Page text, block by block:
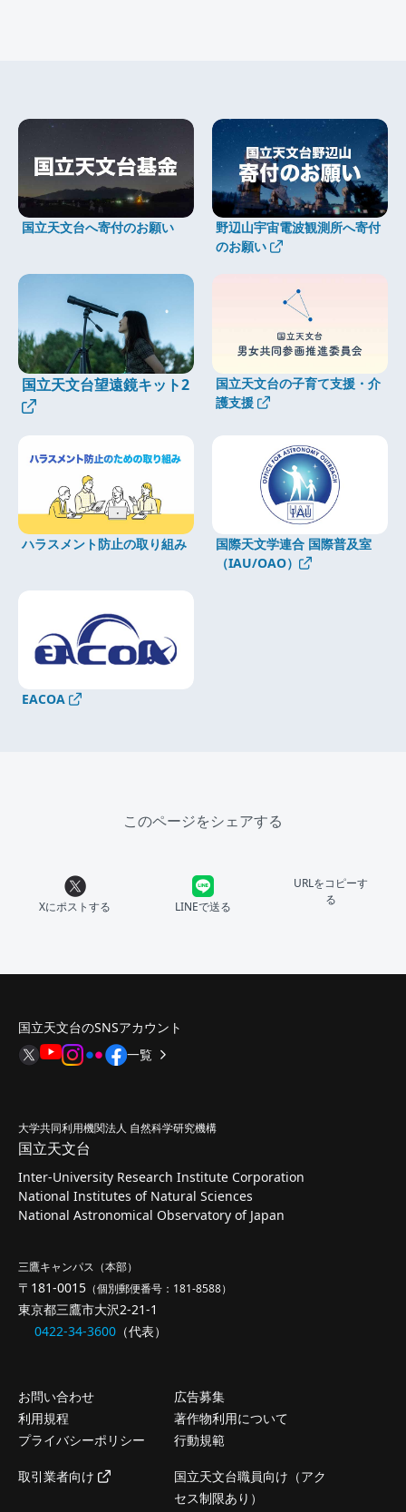
国立天文台へ寄付のお願い
野辺山宇宙電波観測所へ寄付
のお願い
国立天文台望遠鏡キット2
国立天文台の子育て支援・介
護支援
ハラスメント防止の取り組み
国際天文学連合 国際普及室
（IAU/OAO）
EACOA
このページをシェアする
Xにポストする LINEで送る
URLをコピーす
る
国立天文台のSNSアカウント
一覧
大学共同利用機関法人 自然科学研究機構
国立天文台
Inter-University Research Institute Corporation
National Institutes of Natural Sciences
National Astronomical Observatory of Japan
三鷹キャンパス（本部）
〒181-0015 （個別郵便番号：181-8588）
東京都三鷹市大沢2-21-1
0422-34-3600 （代表）
お問い合わせ
広告募集
利用規程
著作物利用について
プライバシーポリシー
行動規範
取引業者向け
国立天文台職員向け（アク
セス制限あり）